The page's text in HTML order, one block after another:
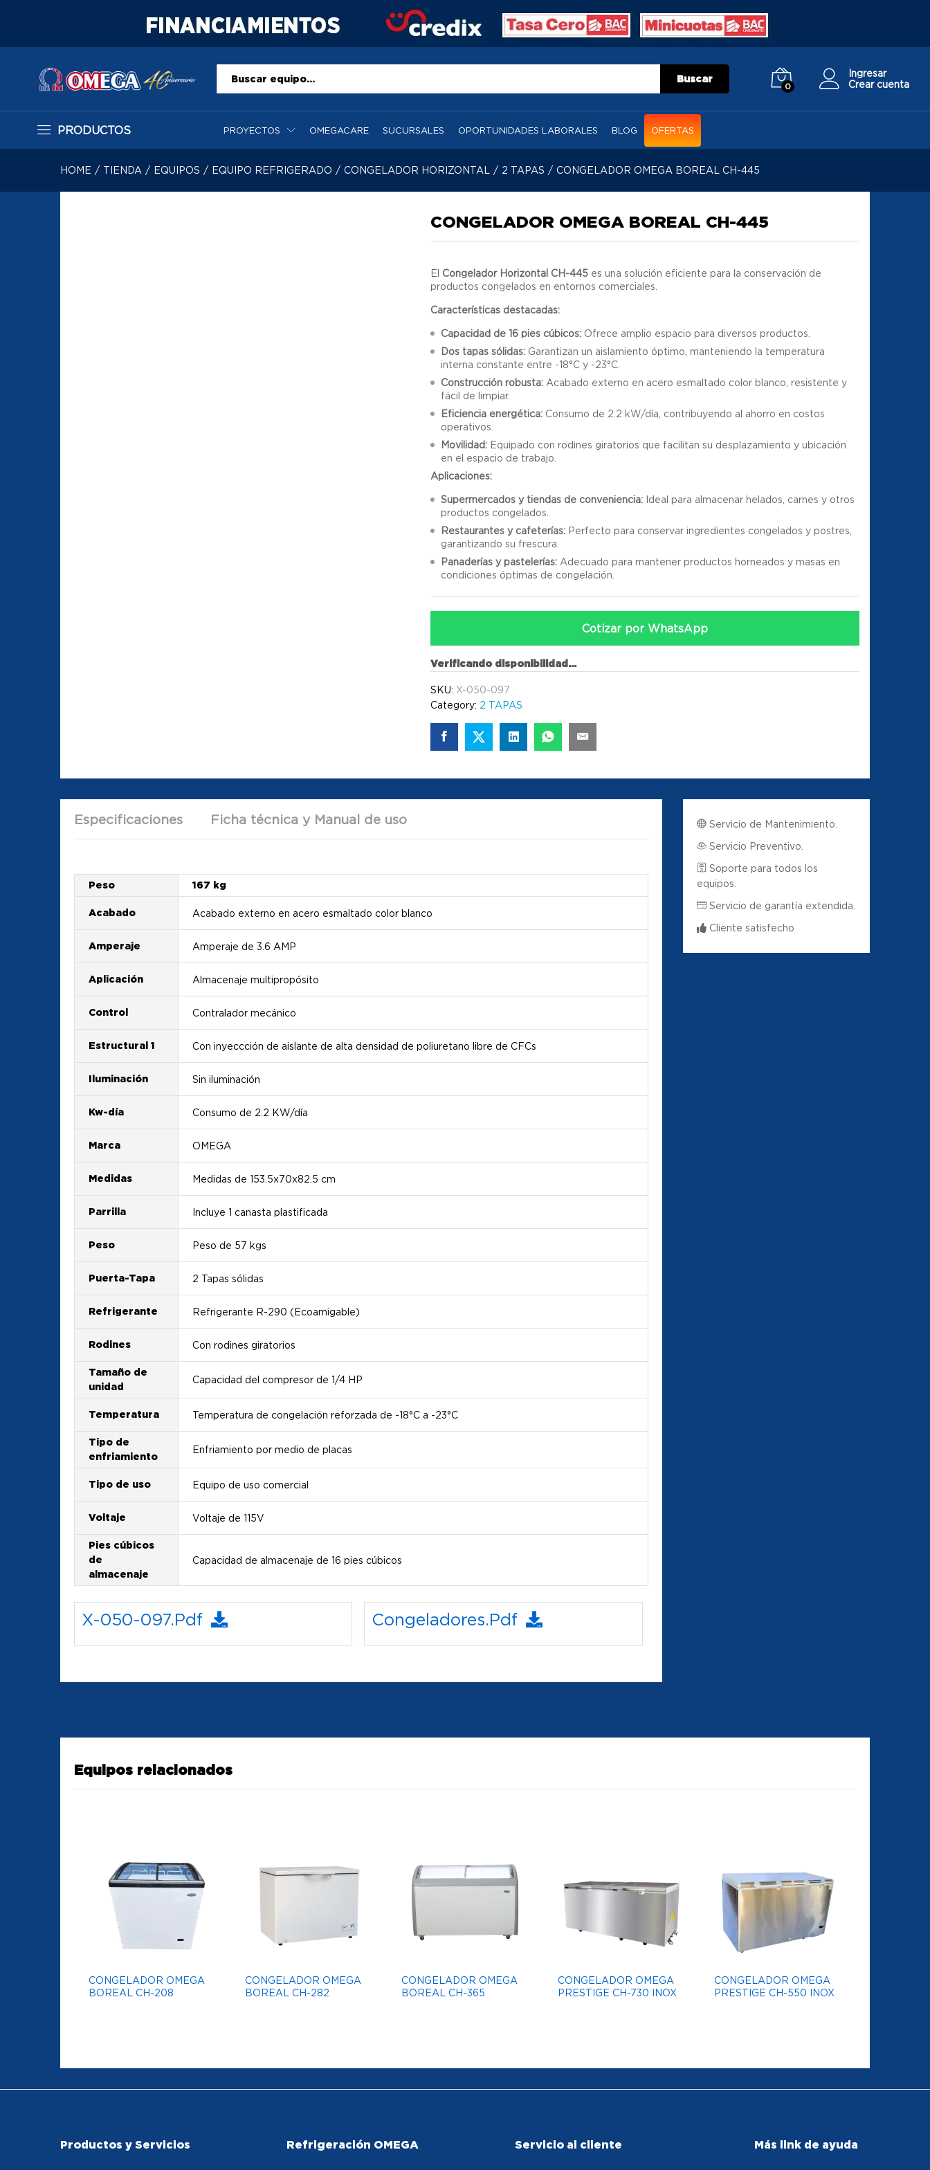
Todo Buscar
0
Ingresar
Crear cuenta
PRODUCTOS PROYECTOS OMEGACARE SUCURSALES OPORTUNIDADES LABORALES BLOG OFERTAS
HOME / TIENDA / EQUIPOS / EQUIPO REFRIGERADO / CONGELADOR HORIZONTAL / 2 TAPAS / CONGELADOR OMEGA BOREAL CH-445
CONGELADOR OMEGA BOREAL CH-445
El Congelador Horizontal CH-445 es una solución eficiente para la conservación de
productos congelados en entornos comerciales.
Características destacadas:
Capacidad de 16 pies cúbicos: Ofrece amplio espacio para diversos productos.
Dos tapas sólidas: Garantizan un aislamiento óptimo, manteniendo la temperatura
interna constante entre -18°C y -23°C.
Construcción robusta: Acabado externo en acero esmaltado color blanco, resistente y
fácil de limpiar.
Eficiencia energética: Consumo de 2.2 kW/día, contribuyendo al ahorro en costos
operativos.
Movilidad: Equipado con rodines giratorios que facilitan su desplazamiento y ubicación
en el espacio de trabajo.
Aplicaciones:
Supermercados y tiendas de conveniencia: Ideal para almacenar helados, carnes y otros
productos congelados.
Restaurantes y cafeterías: Perfecto para conservar ingredientes congelados y postres,
garantizando su frescura.
Panaderías y pastelerías: Adecuado para mantener productos horneados y masas en
condiciones óptimas de congelación.
Cotizar por WhatsApp
Verificando disponibilidad...
SKU: X-050-097
Category: 2 TAPAS
Especificaciones Ficha técnica y Manual de uso
Peso 167 kg
Acabado Acabado externo en acero esmaltado color blanco
Amperaje Amperaje de 3.6 AMP
Aplicación Almacenaje multipropósito
Control Contralador mecánico
Estructural 1 Con inyeccción de aislante de alta densidad de poliuretano libre de CFCs
Iluminación Sin iluminación
Kw-día Consumo de 2.2 KW/día
Marca OMEGA
Medidas Medidas de 153.5x70x82.5 cm
Parrilla Incluye 1 canasta plastificada
Peso Peso de 57 kgs
Puerta-Tapa 2 Tapas sólidas
Refrigerante Refrigerante R-290 (Ecoamigable)
Rodines Con rodines giratorios
Tamaño de
unidad
Capacidad del compresor de 1/4 HP
Temperatura Temperatura de congelación reforzada de -18°C a -23°C
Tipo de
enfriamiento
Enfriamiento por medio de placas
Tipo de uso Equipo de uso comercial
Voltaje Voltaje de 115V
Pies cúbicos
de
almacenaje
Capacidad de almacenaje de 16 pies cúbicos
X-050-097.pdf Congeladores.pdf
Servicio de Mantenimiento.
Servicio Preventivo.
Soporte para todos los
equipos.
Servicio de garantía extendida.
Cliente satisfecho
Equipos relacionados
CONGELADOR OMEGA
BOREAL CH-208
CONGELADOR OMEGA
BOREAL CH-282
CONGELADOR OMEGA
BOREAL CH-365
CONGELADOR OMEGA
PRESTIGE CH-730 INOX
CONGELADOR OMEGA
PRESTIGE CH-550 INOX
Productos y Servicios Refrigeración OMEGA Servicio al cliente Más link de ayuda